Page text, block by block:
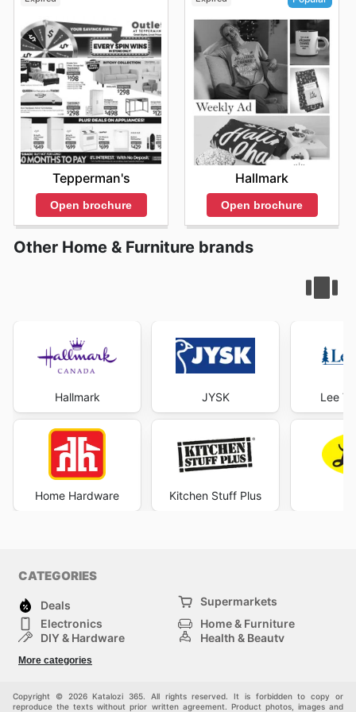
Tepperman's
Open brochure
Hallmark
Open brochure
Other Home & Furniture brands
Hallmark
Home Hardware
JYSK
Kitchen Stuff Plus
Lee
CATEGORIES
Deals
Supermarkets
Electronics
Home & Furniture
DIY & Hardware
Health & Beauty
Kids
More categories
Copyright © 2026 Katalozi 365. All rights reserved. It is forbidden to copy or
reproduce the texts without prior written agreement. Product photos, images and